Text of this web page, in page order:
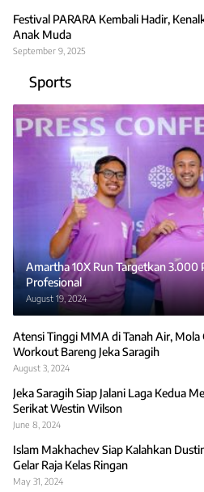
Festival PARARA Kembali Hadir,
Anak Muda
September 9, 2025
Sports
Amartha 10X Run Targetkan 3.000
Profesional
August 19, 2024
Atensi Tinggi MMA di Tanah Air,
Workout Bareng Jeka Saragih
August 3, 2024
Jeka Saragih Siap Jalani Laga Kedua
Serikat Westin Wilson
June 8, 2024
Islam Makhachev Siap Kalahkan
Gelar Raja Kelas Ringan
May 31, 2024